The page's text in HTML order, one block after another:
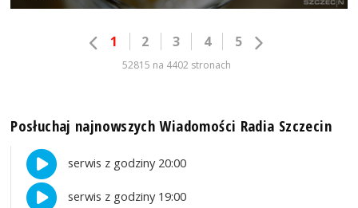
1 2 3 4 5
52815 na 4402 stronach
Posłuchaj najnowszych Wiadomości Radia Szczecin
serwis z godziny 20:00
serwis z godziny 19:00